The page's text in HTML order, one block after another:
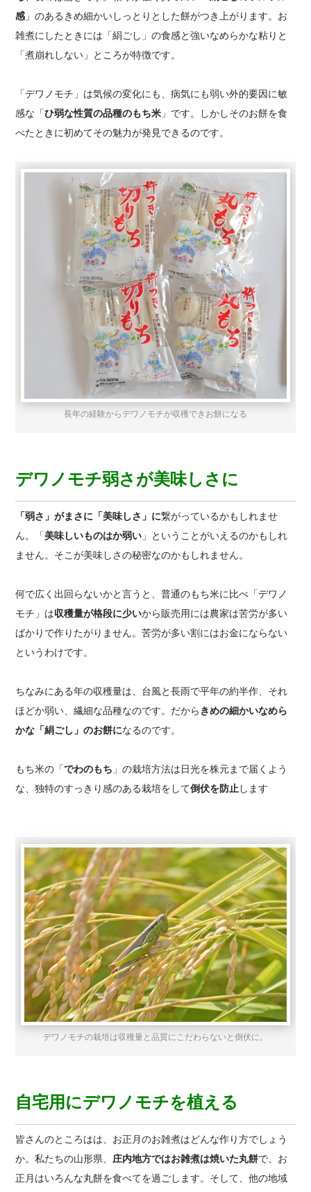
感 」のあるきめ細かいしっとりとした餅がつき上がります。お
雑煮にしたときには「絹ごし」の食感と強いなめらかな粘りと
「煮崩れしない」ところが特徴です。
「デワノモチ」は気候の変化にも、病気にも弱い外的要因に敏
感な「ひ弱な性質の品種のもち米 」です。しかしそのお餅を食
べたときに初めてその魅力が発見できるのです。
長年の経験からデワノモチが収穫できお餅になる
デワノモチ弱さが美味しさに
「弱さ」がまさに「美味しさ」に繋がっているかもしれませ
ん。「美味しいものはか弱い 」ということがいえるのかもしれ
ません。そこが美味しさの秘密なのかもしれません。
何で広く出回らないかと言うと、普通のもち米に比べ「デワノ
モチ」は収穫量が格段に少いから販売用には農家は苦労が多い
ばかりで作りたがりません。苦労が多い割にはお金にならない
というわけです。
ちなみにある年の収穫量は、台風と長雨で平年の約半作、それ
ほどか弱い、繊細な品種なのです。だから きめの細かいなめら
かな「絹ごし」のお餅になるのです。
もち米の「でわのもち 」の栽培方法は日光を株元まで届くよう
な、独特のすっきり感のある栽培をして倒伏を防止します
デワノモチの栽培は収穫量と品質にこだわらないと倒伏に。
自宅用にデワノモチを植える
皆さんのところはは、お正月のお雑煮はどんな作り方でしょう
か。私たちの山形県、庄内地方ではお雑煮は焼いた丸餅で、お
正月はいろんな丸餅を食べてを過ごします。そして、他の地域